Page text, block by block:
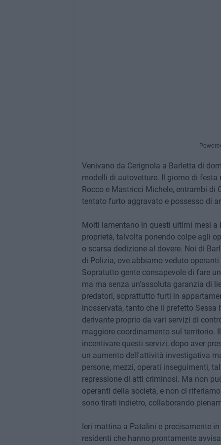
Venivano da Cerignola a Barletta di
modelli di autovetture. Il giorno di
Rocco e Mastricci Michele, entrambi di
tentato furto aggravato e possesso di
Molti lamentano in questi ultimi mesi a
proprietà, talvolta ponendo colpe agli
o scarsa dedizione al dovere. Noi di
di Polizia, ove abbiamo veduto
Sopratutto gente consapevole di fare
ma ma senza un'assoluta garanzia di
predatori, soprattutto furti in
inosservata, tanto che il prefetto
derivante proprio da vari servizi di
maggiore coordinamento sul territorio.
incentivare questi servizi, dopo aver
un aumento dell'attività investigativa
persone, mezzi, operati inseguimenti,
repressione di atti criminosi. Ma non
operanti della società, e non ci
sono tirati indietro, collaborando
Ieri mattina a Patalini e precisamente
residenti che hanno prontamente